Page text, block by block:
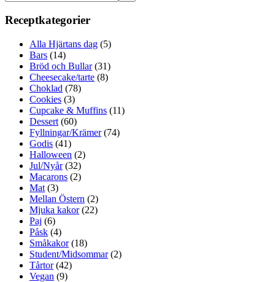
Receptkategorier
Alla Hjärtans dag (5)
Bars (14)
Bröd och Bullar(31)
Cheesecake/tarte (8)
Choklad (78)
Cookies (3)
Cupcake & Muffins (11)
Dessert (60)
Fyllningar/Krämer(74)
Godis (41)
Halloween (2)
Jul/Nyår(32)
Macarons (2)
Mat (3)
Mellan Östern (2)
Mjuka kakor(22)
Paj (6)
Påsk (4)
Småkakor(18)
Student/Midsommar(2)
Tårtor(42)
Vegan (9)